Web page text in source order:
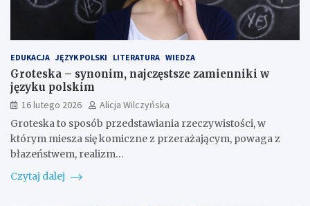
EDUKACJA JĘZYK POLSKI LITERATURA WIEDZA
Groteska – synonim, najczęstsze zamienniki w
języku polskim
16 lutego 2026
Alicja Wilczyńska
Groteska to sposób przedstawiania rzeczywistości, w
którym miesza się komiczne z przerażającym, powaga z
błazeństwem, realizm…
Czytaj dalej